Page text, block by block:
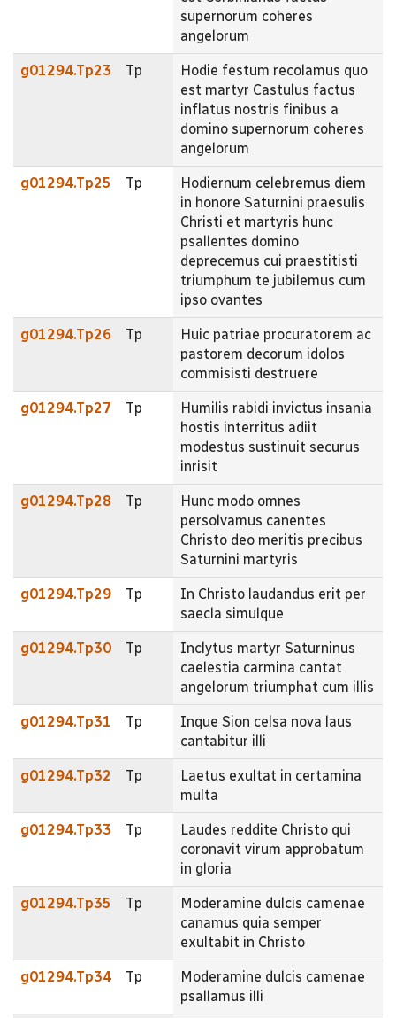
supernorum coheres
angelorum
g01294.Tp23 Tp
Hodie festum recolamus quo
est martyr Castulus factus
inflatus nostris finibus a
domino supernorum coheres
angelorum
g01294.Tp25 Tp
Hodiernum celebremus diem
in honore Saturnini praesulis
Christi et martyris hunc
psallentes domino
deprecemus cui praestitisti
triumphum te jubilemus cum
ipso ovantes
g01294.Tp26 Tp
Huic patriae procuratorem ac
pastorem decorum idolos
commisisti destruere
g01294.Tp27 Tp
Humilis rabidi invictus insania
hostis interritus adiit
modestus sustinuit securus
inrisit
g01294.Tp28 Tp
Hunc modo omnes
persolvamus canentes
Christo deo meritis precibus
Saturnini martyris
g01294.Tp29 Tp
In Christo laudandus erit per
saecla simulque
g01294.Tp30 Tp
Inclytus martyr Saturninus
caelestia carmina cantat
angelorum triumphat cum illis
g01294.Tp31 Tp
Inque Sion celsa nova laus
cantabitur illi
g01294.Tp32 Tp
Laetus exultat in certamina
multa
g01294.Tp33 Tp
Laudes reddite Christo qui
coronavit virum approbatum
in gloria
g01294.Tp35 Tp
Moderamine dulcis camenae
canamus quia semper
exultabit in Christo
g01294.Tp34 Tp
Moderamine dulcis camenae
psallamus illi